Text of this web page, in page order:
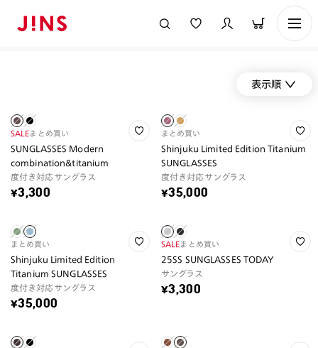
表示順
SALEまとめ買い
SUNGLASSES Modern
combination&titanium
度付き対応サングラス
¥3,300
まとめ買い
Shinjuku Limited Edition Titanium
SUNGLASSES
度付き対応サングラス
¥35,000
まとめ買い
Shinjuku Limited Edition
Titanium SUNGLASSES
度付き対応サングラス
¥35,000
SALEまとめ買い
25SS SUNGLASSES TODAY
サングラス
¥3,300